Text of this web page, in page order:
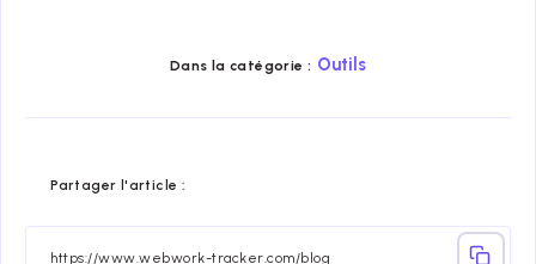
Dans la catégorie : Outils
Partager l'article :